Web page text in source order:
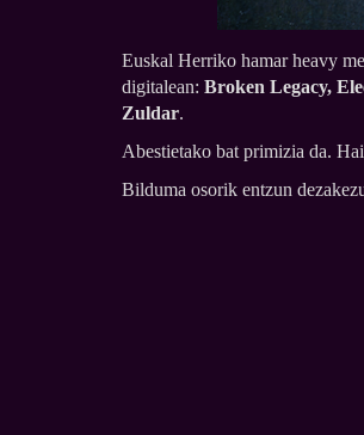
Euskal Herriko hamar heavy
digitalean: Broken Legacy,
Zuldar.
Abestietako bat primizia da.
Bilduma osorik entzun